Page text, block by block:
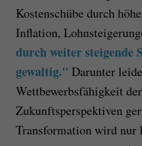
Kostenschübe durch
Inflation,
durch weiter steigende
gewaltig." Darunter
Wettbewerbsfähigkeit
Zukunftsperspektiven
Transformation wird nur